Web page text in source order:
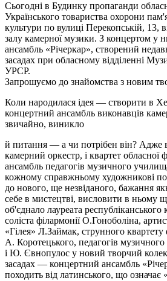
Сьогодні в Будинку пропаганди
Українського товариства охорони
культури по вулиці Перекопській, 13,
залу камерної музики. З концертом у
ансамбль «Річеркар», створений
засадах при обласному відділенні
УРСР.
Запрошуємо до знайомства з новим
Коли народилася ідея — створити в
концертний ансамбль виконавців
звичайно, виникло
й питання — а чи потрібен він? Адже
камерний оркестр, і квартет обласної
ансамбль педагогів музичного
кожному справжньому художникові
до нового, ще незвіданого, бажання
себе в мистецтві, висловити в ньому
об'єднало лауреата республіканського
соліста філармонії О.Гоноболіна,
«Гілея» Л.Займак, струнного
А. Коротецького, педагогів
і Ю. Євнопулос у новий творчий
засадах — концертний ансамбль
походить від латинського, що означає